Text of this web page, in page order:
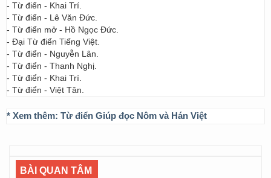
- Từ điển - Khai Trí.
- Từ điển - Lê Văn Đức.
- Từ điển mở - Hồ Ngọc Đức.
- Đại Từ điển Tiếng Việt.
- Từ điển - Nguyễn Lân.
- Từ điển - Thanh Nghị.
- Từ điển - Khai Trí.
- Từ điển - Việt Tân.
* Xem thêm: Từ điển Giúp đọc Nôm và Hán Việt
BÀI QUAN TÂM